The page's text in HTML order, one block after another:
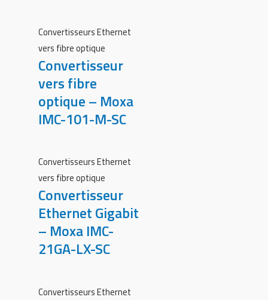
Convertisseurs Ethernet
vers fibre optique
Convertisseur
vers fibre
optique – Moxa
IMC-101-M-SC
Convertisseurs Ethernet
vers fibre optique
Convertisseur
Ethernet Gigabit
– Moxa IMC-
21GA-LX-SC
Convertisseurs Ethernet